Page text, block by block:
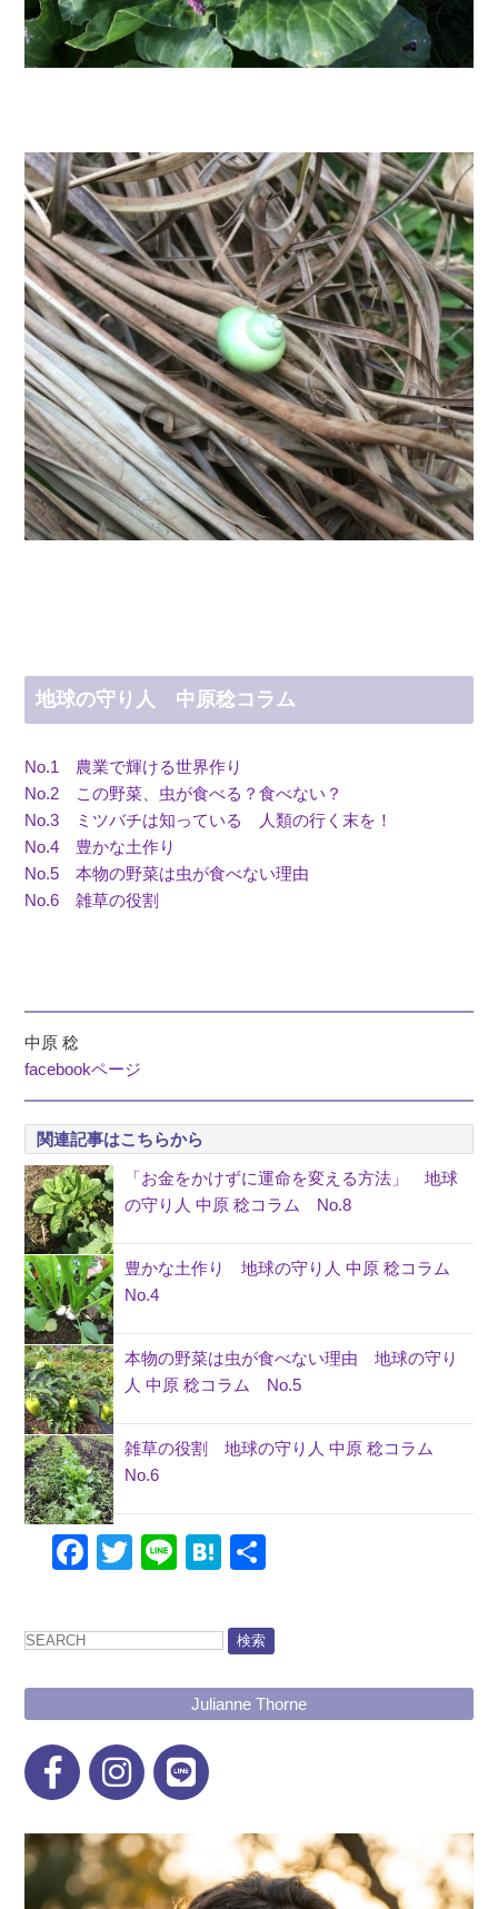
地球の守り人 中原稔コラム
No.1 農業で輝ける世界作り
No.2 この野菜、虫が食べる？食べない？
No.3 ミツバチは知っている 人類の行く末を！
No.4 豊かな土作り
No.5 本物の野菜は虫が食べない理由
No.6 雑草の役割
中原 稔
facebookページ
関連記事はこちらから
「お金をかけずに運命を変える方法」 地球
の守り人 中原 稔コラム No.8
豊かな土作り 地球の守り人 中原 稔コラム
No.4
本物の野菜は虫が食べない理由 地球の守り
人 中原 稔コラム No.5
雑草の役割 地球の守り人 中原 稔コラム
No.6
Facebook
Twitter
LineHatena
検索
Julianne Thorne